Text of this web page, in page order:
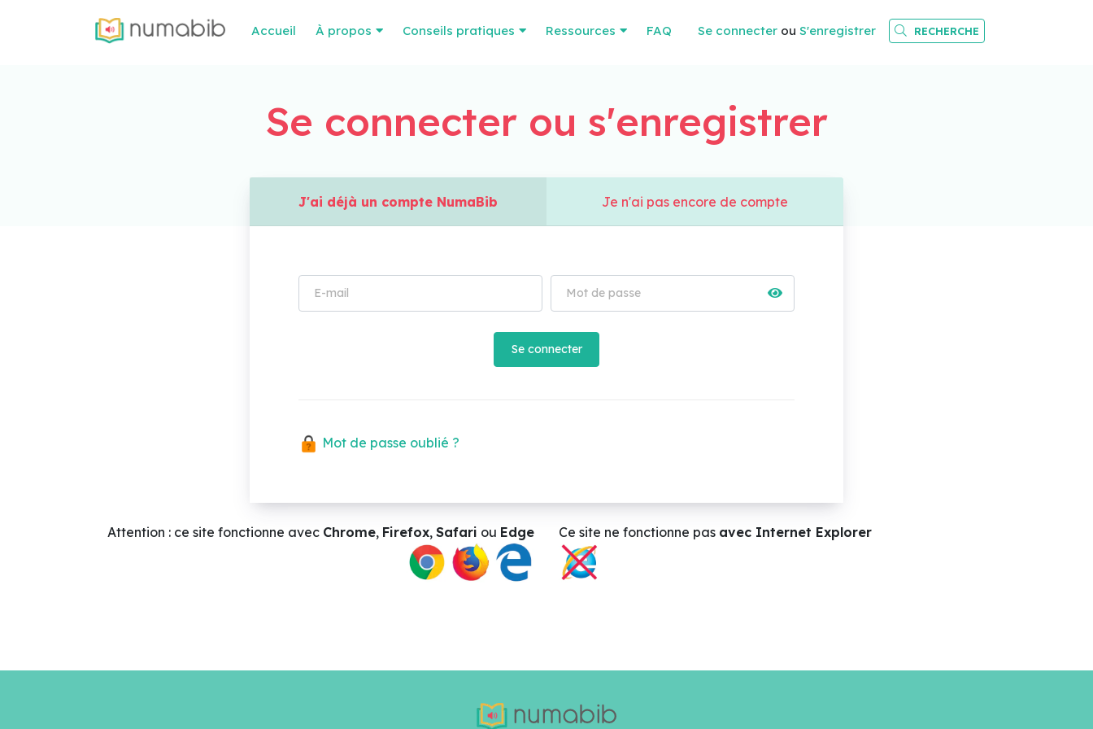
Accueil À propos Conseils pratiques Ressources FAQ Se connecter ou S'enregistrer RECHERCHE
Se connecter ou s'enregistrer
J'ai déjà un compte NumaBib Je n'ai pas encore de compte
Se connecter
Mot de passe oublié ?
Attention : ce site fonctionne avec Chrome, Firefox, Safari ou Edge Ce site ne fonctionne pas avec Internet Explorer